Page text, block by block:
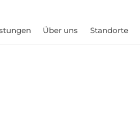
Über uns Standorte